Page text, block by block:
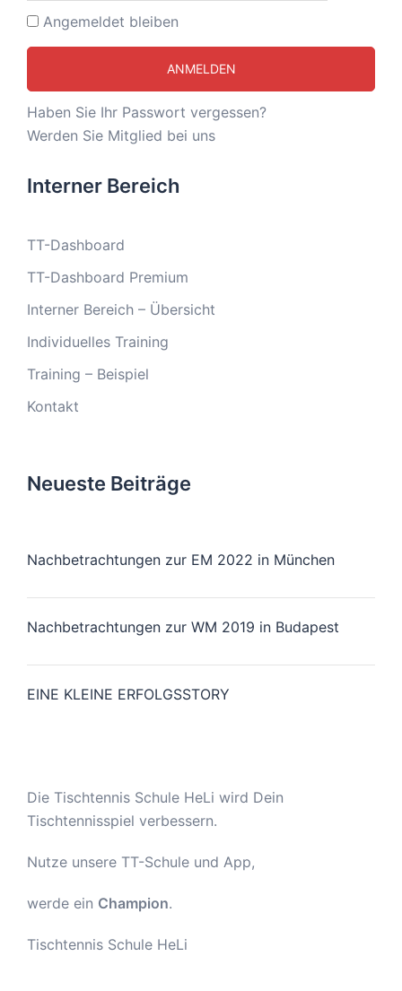
Angemeldet bleiben
Haben Sie Ihr Passwort vergessen?
Werden Sie Mitglied bei uns
Interner Bereich
TT-Dashboard
TT-Dashboard Premium
Interner Bereich – Übersicht
Individuelles Training
Training – Beispiel
Kontakt
Neueste Beiträge
Nachbetrachtungen zur EM 2022 in München
Nachbetrachtungen zur WM 2019 in Budapest
EINE KLEINE ERFOLGSSTORY
Die Tischtennis Schule HeLi wird Dein
Tischtennisspiel verbessern.
Nutze unsere TT-Schule und App,
werde ein Champion.
Tischtennis Schule HeLi